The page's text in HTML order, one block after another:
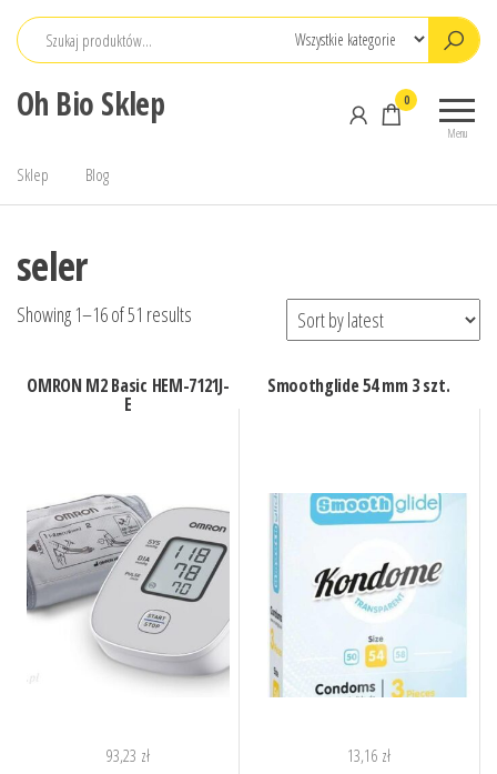
Przejdź
Oh Bio Sklep
Menu
0
Sklep Blog
seler
Showing 1–16 of 51 results
OMRON M2 Basic HEM-7121J-
E
93,23 zł
Smoothglide 54 mm 3 szt.
13,16 zł